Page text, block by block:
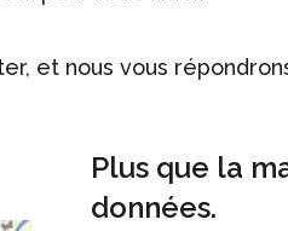
et nous vous
Plus que la
données.